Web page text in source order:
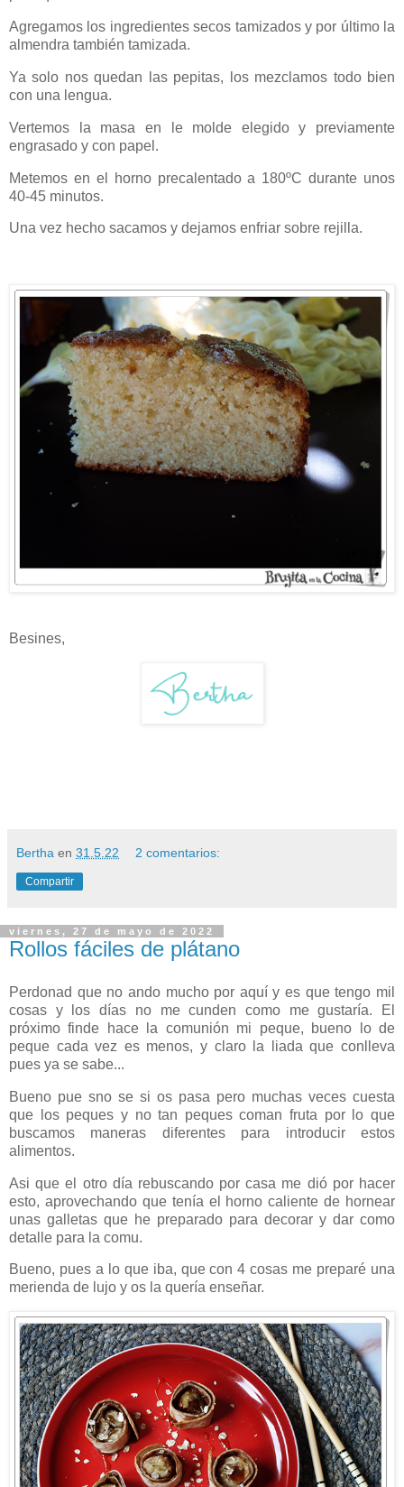
Agregamos los ingredientes secos tamizados y por último la
almendra también tamizada.
Ya solo nos quedan las pepitas, los mezclamos todo bien
con una lengua.
Vertemos la masa en le molde elegido y previamente
engrasado y con papel.
Metemos en el horno precalentado a 180ºC durante unos
40-45 minutos.
Una vez hecho sacamos y dejamos enfriar sobre rejilla.
Besines,
Bertha en 31.5.22 2 comentarios:
Compartir
viernes, 27 de mayo de 2022
Rollos fáciles de plátano
Perdonad que no ando mucho por aquí y es que tengo mil
cosas y los días no me cunden como me gustaría. El
próximo finde hace la comunión mi peque, bueno lo de
peque cada vez es menos, y claro la liada que conlleva
pues ya se sabe...
Bueno pue sno se si os pasa pero muchas veces cuesta
que los peques y no tan peques coman fruta por lo que
buscamos maneras diferentes para introducir estos
alimentos.
Asi que el otro día rebuscando por casa me dió por hacer
esto, aprovechando que tenía el horno caliente de hornear
unas galletas que he preparado para decorar y dar como
detalle para la comu.
Bueno, pues a lo que iba, que con 4 cosas me preparé una
merienda de lujo y os la quería enseñar.